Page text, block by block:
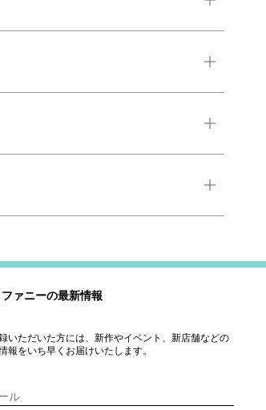
ァニーの最新情報
いただいた方には、新作やイベント、新店舗などの
報をいち早くお届けいたします。
ル